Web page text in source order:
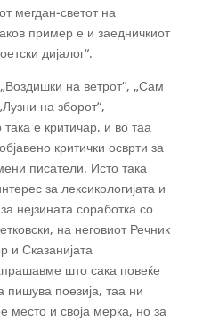
мегдан-светот на
пример е и заедничкиот
дијалог“.
на ветрот“, „Сам
на зборот“,
е критичар, и во таа
критички осврти за
писатели. Исто така
за лексикологијата и
нејзината соработка со
на неговиот Речник
и Сказанијата
што сака повеќе
поезија, таа ни
место и своја мерка, но за